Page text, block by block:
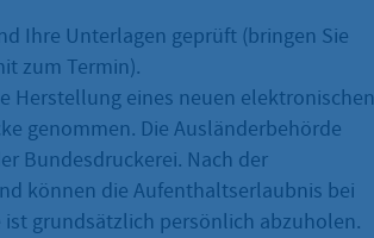
Ihre Unterlagen geprüft (bringen Sie
zum Termin).
Herstellung eines neuen elektronischen
genommen. Die Ausländerbehörde
Bundesdruckerei. Nach der
können die Aufenthaltserlaubnis bei
grundsätzlich persönlich abzuholen.